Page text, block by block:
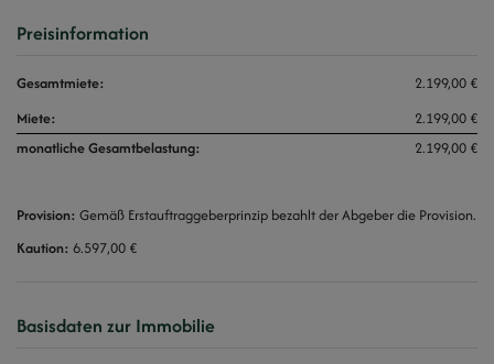
Preisinformation
Gesamtmiete:
2.199,00 €
Miete:
2.199,00 €
monatliche Gesamtbelastung:
2.199,00 €
Provision: Gemäß Erstauftraggeberprinzip bezahlt der Abgeber die Provision.
Kaution: 6.597,00 €
Basisdaten zur Immobilie